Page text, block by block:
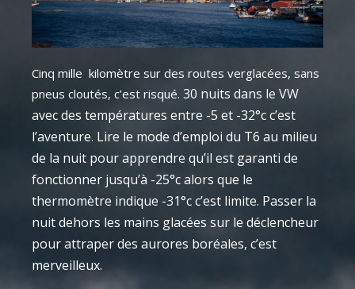
Cinq mille kilomètre sur des routes verglacées, sans
pneus cloutés, c’est risqué. 30 nuits dans le VW
avec des températures entre -5 et -32°c c’est
l’aventure. Lire le mode d’emploi du T6 au milieu
de la nuit pour apprendre qu’il est garanti de
fonctionner jusqu’à -25°c alors que le
thermomètre indique -31°c c’est limite. Passer la
nuit dehors les mains glacées sur le déclencheur
pour attraper des aurores boréales, c’est
merveilleux.